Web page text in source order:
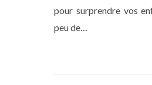
pour surprendre vos
peu de…